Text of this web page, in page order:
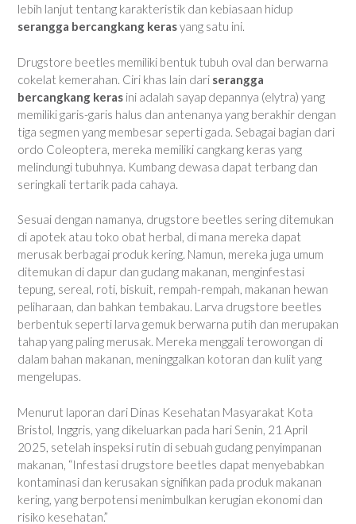
lebih lanjut tentang karakteristik dan kebiasaan hidup
serangga bercangkang kerasyang satu ini.
Drugstore beetles memiliki bentuk tubuh oval dan berwarna
cokelat kemerahan. Ciri khas lain dari serangga
bercangkang keras ini adalah sayap depannya (elytra) yang
memiliki garis-garis halus dan antenanya yang berakhir dengan
tiga segmen yang membesar seperti gada. Sebagai bagian dari
ordo Coleoptera, mereka memiliki cangkang keras yang
melindungi tubuhnya. Kumbang dewasa dapat terbang dan
seringkali tertarik pada cahaya.
Sesuai dengan namanya, drugstore beetles sering ditemukan
di apotek atau toko obat herbal, di mana mereka dapat
merusak berbagai produk kering. Namun, mereka juga umum
ditemukan di dapur dan gudang makanan, menginfestasi
tepung, sereal, roti, biskuit, rempah-rempah, makanan hewan
peliharaan, dan bahkan tembakau. Larva drugstore beetles
berbentuk seperti larva gemuk berwarna putih dan merupakan
tahap yang paling merusak. Mereka menggali terowongan di
dalam bahan makanan, meninggalkan kotoran dan kulit yang
mengelupas.
Menurut laporan dari Dinas Kesehatan Masyarakat Kota
Bristol, Inggris, yang dikeluarkan pada hari Senin, 21 April
2025, setelah inspeksi rutin di sebuah gudang penyimpanan
makanan, “Infestasi drugstore beetles dapat menyebabkan
kontaminasi dan kerusakan signifikan pada produk makanan
kering, yang berpotensi menimbulkan kerugian ekonomi dan
risiko kesehatan.”